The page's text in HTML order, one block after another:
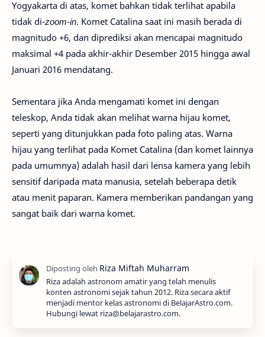
Yogyakarta di atas, komet bahkan tidak terlihat apabila
tidak di-zoom-in. Komet Catalina saat ini masih berada di
magnitudo +6, dan diprediksi akan mencapai magnitudo
maksimal +4 pada akhir-akhir Desember 2015 hingga awal
Januari 2016 mendatang.
Sementara jika Anda mengamati komet ini dengan
teleskop, Anda tidak akan melihat warna hijau komet,
seperti yang ditunjukkan pada foto paling atas. Warna
hijau yang terlihat pada Komet Catalina (dan komet lainnya
pada umumnya) adalah hasil dari lensa kamera yang lebih
sensitif daripada mata manusia, setelah beberapa detik
atau menit paparan. Kamera memberikan pandangan yang
sangat baik dari warna komet.
Riza adalah astronom amatir yang telah menulis
konten astronomi sejak tahun 2012. Riza secara aktif
menjadi mentor kelas astronomi di BelajarAstro.com.
Hubungi lewat riza@belajarastro.com.